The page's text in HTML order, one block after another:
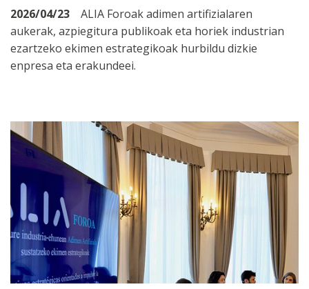
2026/04/23
ALIA Foroak adimen artifizialaren
aukerak, azpiegitura publikoak eta horiek industrian
ezartzeko ekimen estrategikoak hurbildu dizkie
enpresa eta erakundeei.